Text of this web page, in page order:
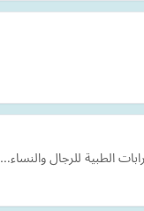
الطبية للرجال والنساء…